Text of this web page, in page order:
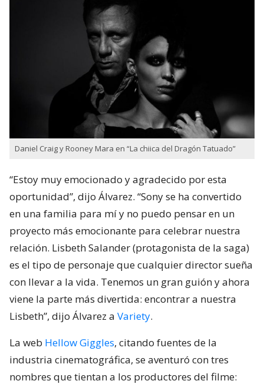
Daniel Craig y Rooney Mara en “La chiica del Dragón Tatuado”
“Estoy muy emocionado y agradecido por esta
oportunidad”, dijo Álvarez. “Sony se ha convertido
en una familia para mí y no puedo pensar en un
proyecto más emocionante para celebrar nuestra
relación. Lisbeth Salander (protagonista de la saga)
es el tipo de personaje que cualquier director sueña
con llevar a la vida. Tenemos un gran guión y ahora
viene la parte más divertida: encontrar a nuestra
Lisbeth”, dijo Álvarez a Variety.
La web Hellow Giggles, citando fuentes de la
industria cinematográfica, se aventuró con tres
nombres que tientan a los productores del filme: